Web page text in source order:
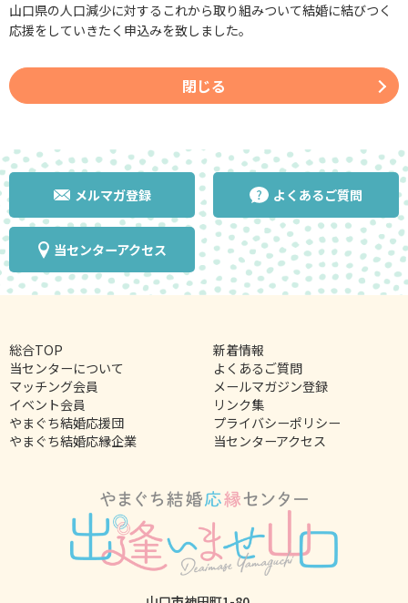
山口県の人口減少に対するこれから取り組みついて結婚に結びつく
応援をしていきたく申込みを致しました。
閉じる
メルマガ登録 よくあるご質問
当センターアクセス
総合TOP
当センターについて
マッチング会員
イベント会員
やまぐち結婚応援団
やまぐち結婚応縁企業
新着情報
よくあるご質問
メールマガジン登録
リンク集
プライバシーポリシー
当センターアクセス